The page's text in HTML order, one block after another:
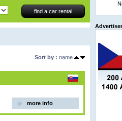
Sort by : name
more info